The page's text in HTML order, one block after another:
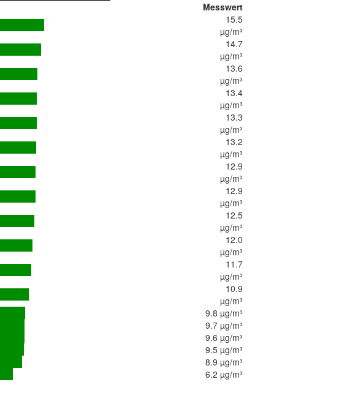
Messwert
15.5
µg/m³
14.7
µg/m³
13.6
µg/m³
13.4
µg/m³
13.3
µg/m³
13.2
µg/m³
12.9
µg/m³
12.9
µg/m³
12.5
µg/m³
12.0
µg/m³
11.7
µg/m³
10.9
µg/m³
9.8 µg/m³
9.7 µg/m³
9.6 µg/m³
9.5 µg/m³
8.9 µg/m³
6.2 µg/m³